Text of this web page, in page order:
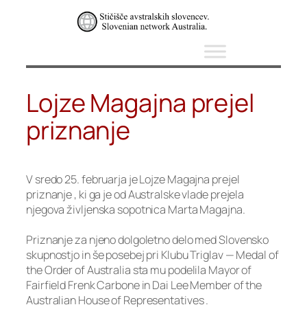
Lojze Magajna prejel
priznanje
V sredo 25. februarja je Lojze Magajna prejel
priznanje , ki ga je od Australske vlade prejela
njegova življenska sopotnica Marta Magajna.
Priznanje za njeno dolgoletno delo med Slovensko
skupnostjo in še posebej pri Klubu Triglav — Medal of
the Order of Australia sta mu podelila Mayor of
Fairfield Frenk Carbone in Dai Lee Member of the
Australian House of Representatives .